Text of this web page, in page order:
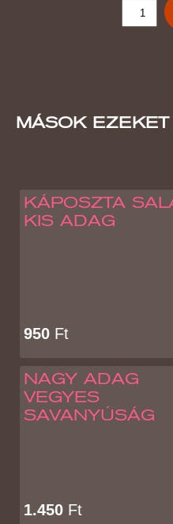
MÁSOK
KÁPOSZTA
KIS ADAG
950 Ft
NAGY ADAG
VEGYES
SAVANYÚSÁG
1.450 Ft